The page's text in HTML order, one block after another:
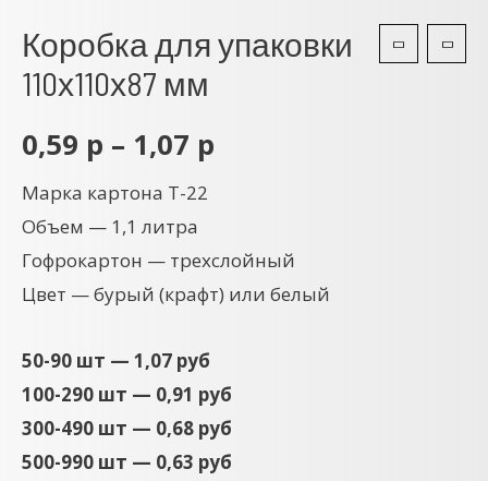
Коробка для упаковки
110х110х87 мм
0,59 р – 1,07 р
Марка картона Т-22
Объем — 1,1 литра
Гофрокартон — трехслойный
Цвет — бурый (крафт) или белый
50-90 шт — 1,07 руб
100-290 шт — 0,91 руб
300-490 шт — 0,68 руб
500-990 шт — 0,63 руб